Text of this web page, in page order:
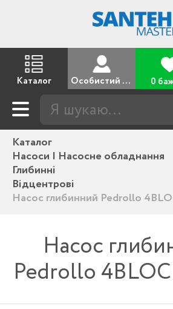
Каталог Особистий кабінет 0
Каталог
Насоси | Насосне обладнання
Глибинні
Відцентрові
Насос глибинний Pedrollo
Насос
Pedrollo